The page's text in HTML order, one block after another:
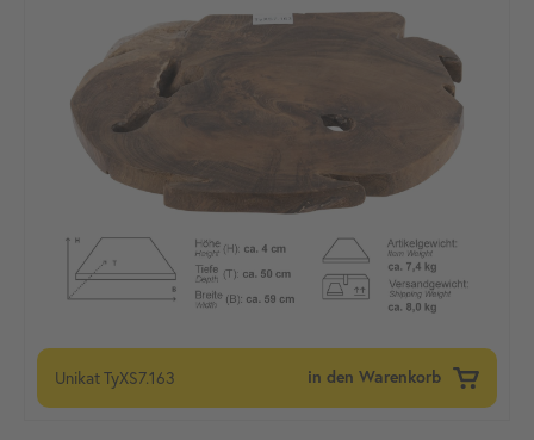
UnikatTyXS7.163 in den Warenkorb